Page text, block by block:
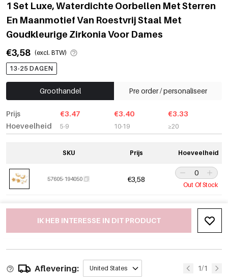
1 Set Luxe, Waterdichte Oorbellen Met Sterren
En Maanmotief Van Roestvrij Staal Met
Goudkleurige Zirkonia Voor Dames
€3,58 (excl. BTW)
13-25 DAGEN
Groothandel Pre order / personaliseer
Prijs
Hoeveelheid
€3.47
5-9
€3.40
10-19
€3.33
≥20
SKU Prijs Hoeveelheid
57605-194050 €3,58
Out Of Stock
IK HEB INTERESSE IN DIT PRODUCT
Aflevering: United States 1/1